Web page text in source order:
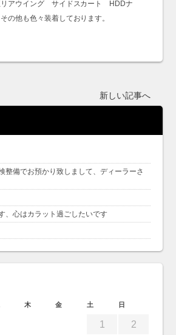
アウイング サイドスカート HDDナ
の他も色々装着しております。
新しい記事へ
整備でお預かり致しまして、ディーラーさ
、心はカラット過ごしたいです
木 金 土 日
1 2